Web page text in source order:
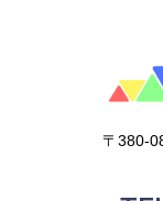
〒380-